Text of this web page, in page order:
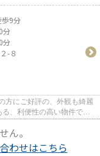
歩9分
分
分
-８
方にご好評の、外観も綺麗
、利便性の高い物件で
ん。
わせはこちら